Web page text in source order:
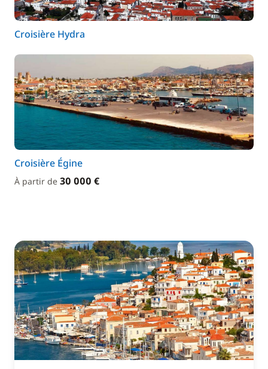
Croisière Hydra
Croisière Égine
À partir de 30 000 €